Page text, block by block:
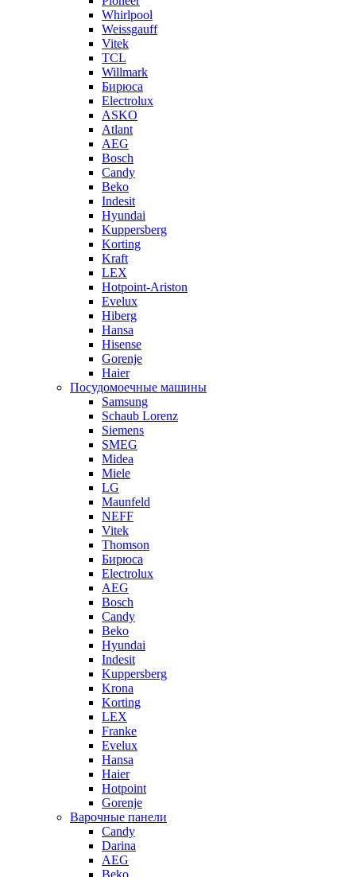
Whirlpool
Weissgauff
Vitek
TCL
Willmark
Бирюса
Electrolux
ASKO
Atlant
AEG
Bosch
Candy
Beko
Indesit
Hyundai
Kuppersberg
Korting
Kraft
LEX
Hotpoint-Ariston
Evelux
Hiberg
Hansa
Hisense
Gorenje
Haier
Посудомоечные машины
Samsung
Schaub Lorenz
Siemens
SMEG
Midea
Miele
LG
Maunfeld
NEFF
Vitek
Thomson
Бирюса
Electrolux
AEG
Bosch
Candy
Beko
Hyundai
Indesit
Kuppersberg
Krona
Korting
LEX
Franke
Evelux
Hansa
Haier
Hotpoint
Gorenje
Варочные панели
Candy
Darina
AEG